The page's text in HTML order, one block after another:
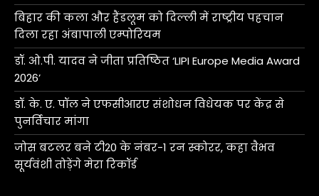
बिहार की कला और हैंडलूम को दिल्ली में राष्ट्रीय पहचान
दिला रहा अंबापाली एम्पोरियम
डॉ. ओ.पी. यादव ने जीता प्रतिष्ठित ‘LIPI Europe Media Award
2026’
डॉ. के. ए. पॉल ने एफसीआरए संशोधन विधेयक पर केंद्र से
पुनर्विचार मांगा
जोस बटलर बने टी20 के नंबर-1 रन स्कोरर, कहा वैभव
सूर्यवंशी तोड़ेंगे मेरा रिकॉर्ड